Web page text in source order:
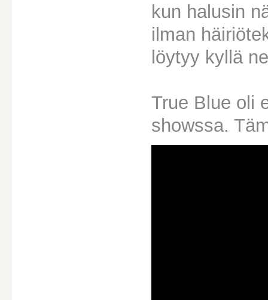
kun halusin
ilman
löytyy kyllä
True Blue oli
showssa.